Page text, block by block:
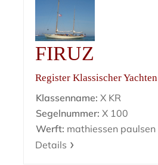
FIRUZ
Register Klassischer Yachten
Klassenname: X KR
Segelnummer: X 100
Werft: mathiessen paulsen
Details